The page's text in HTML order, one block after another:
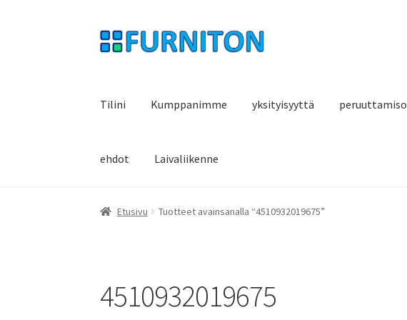
Siirry
navigointiin
Siirry
sisältöön
Tilini Kumppanimme yksityisyyttä
ehdot Laivaliikenne
Etusivu Tuotteet avainsanalla “4510932019675”
4510932019675